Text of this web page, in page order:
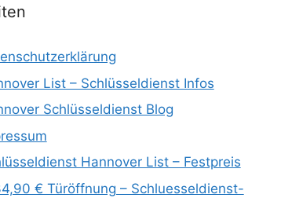
List – Schlüsseldienst Infos
Schlüsseldienst Blog
Hannover List – Festpreis
€ Türöffnung – Schluesseldienst-